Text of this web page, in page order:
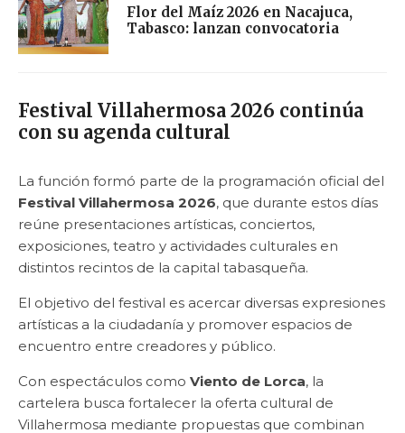
Flor del Maíz 2026 en Nacajuca,
Tabasco: lanzan convocatoria
Festival Villahermosa 2026 continúa
con su agenda cultural
La función formó parte de la programación oficial del
Festival Villahermosa 2026, que durante estos días
reúne presentaciones artísticas, conciertos,
exposiciones, teatro y actividades culturales en
distintos recintos de la capital tabasqueña.
El objetivo del festival es acercar diversas expresiones
artísticas a la ciudadanía y promover espacios de
encuentro entre creadores y público.
Con espectáculos como Viento de Lorca, la
cartelera busca fortalecer la oferta cultural de
Villahermosa mediante propuestas que combinan